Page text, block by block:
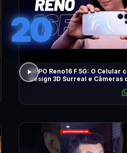
20
OPPO Reno16 F 5G: O Celular
Design 3D Surreal e Câmeras